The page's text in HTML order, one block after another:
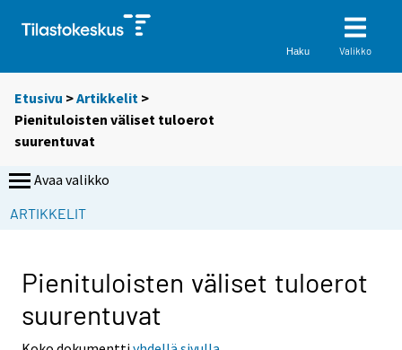
Haku Valikko
Etusivu >Artikkelit >
Pienituloisten väliset tuloerot
suurentuvat
Avaa valikko
ARTIKKELIT
Pienituloisten väliset tuloerot
suurentuvat